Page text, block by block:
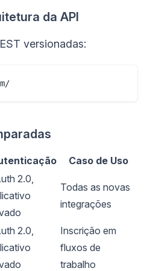
da API
versionadas:
Caso de Uso
2.0,
Todas as novas
integrações
2.0,
Inscrição em
fluxos de
trabalho